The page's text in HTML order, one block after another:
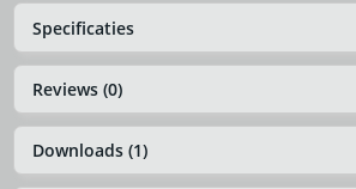
Specificaties
Reviews (0)
Downloads (1)